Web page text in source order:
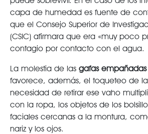
capa de humedad es fuente de
que el Consejo Superior de
(CSIC) afirmara que era «muy poco
contagio por contacto con el agua.
La molestia de las gafas
favorece, además, el toqueteo de
necesidad de retirar ese vaho
con la ropa, los objetos de los
faciales cercanas a la montura,
nariz y los ojos.